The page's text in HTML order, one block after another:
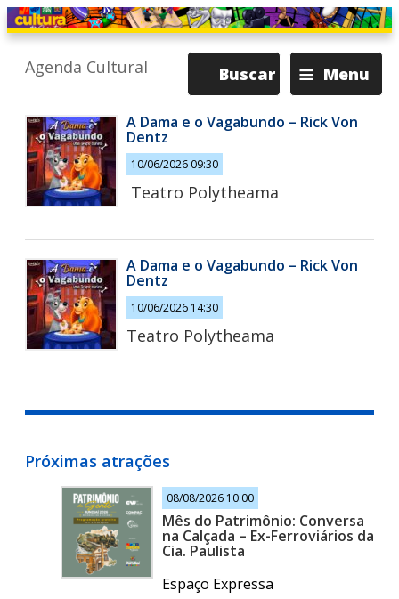
≡ Menu
Buscar
Agenda Cultural
A Dama e o Vagabundo – Rick Von
Dentz
10/06/2026 09:30
Teatro Polytheama
A Dama e o Vagabundo – Rick Von
Dentz
10/06/2026 14:30
Teatro Polytheama
Próximas atrações
08/08/2026 10:00
Mês do Patrimônio: Conversa
na Calçada – Ex-Ferroviários da
Cia. Paulista
Espaço Expressa